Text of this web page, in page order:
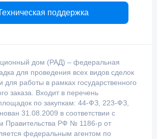
поддержка
дом (РАД) – федеральная
для проведения всех видов сделок
работы в рамках государственного
заказа. Входит в перечень
по закупкам: 44-ФЗ, 223-ФЗ,
31.08.2009 в соответствии с
Правительства РФ № 1186-р от
федеральным агентом по